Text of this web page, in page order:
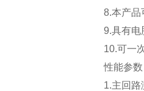
8.本产品
9.具有电
10.可一
性能参
1.主回路